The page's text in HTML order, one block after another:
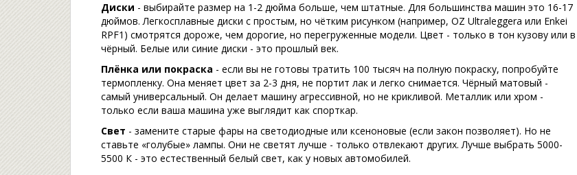
Диски - выбирайте размер на 1-2 дюйма больше, чем штатные. Для большинства машин это 16-17
дюймов. Легкосплавные диски с простым, но чётким рисунком (например, OZ Ultraleggera или Enkei
RPF1) смотрятся дороже, чем дорогие, но перегруженные модели. Цвет - только в тон кузову или в
чёрный. Белые или синие диски - это прошлый век.
Плёнка или покраска - если вы не готовы тратить 100 тысяч на полную покраску, попробуйте
термопленку. Она меняет цвет за 2-3 дня, не портит лак и легко снимается. Чёрный матовый -
самый универсальный. Он делает машину агрессивной, но не крикливой. Металлик или хром -
только если ваша машина уже выглядит как спорткар.
Свет - замените старые фары на светодиодные или ксеноновые (если закон позволяет). Но не
ставьте «голубые» лампы. Они не светят лучше - только отвлекают других. Лучше выбрать 5000-
5500 К - это естественный белый свет, как у новых автомобилей.